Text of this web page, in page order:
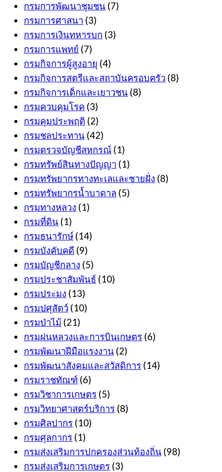
กรมการพัฒนาชุมชน (7)
กรมการศาสนา (3)
กรมการเงินทหารบก (3)
กรมการแพทย์ (7)
กรมกิจการผู้สูงอายุ (4)
กรมกิจการสตรีและสถาบันครอบครัว (8)
กรมกิจการเด็กและเยาวชน (8)
กรมควบคุมโรค (3)
กรมคุมประพฤติ (2)
กรมชลประทาน (42)
กรมตรวจบัญชีสหกรณ์ (1)
กรมทรัพย์สินทางปัญญา (1)
กรมทรัพยากรทางทะเลและชายฝั่ง (8)
กรมทรัพยากรน้ำบาดาล (5)
กรมทางหลวง (1)
กรมที่ดิน (1)
กรมธนารักษ์ (14)
กรมบังคับคดี (9)
กรมบัญชีกลาง (5)
กรมประชาสัมพันธ์ (10)
กรมประมง (13)
กรมปศุสัตว์ (10)
กรมป่าไม้ (21)
กรมฝนหลวงและการบินเกษตร (6)
กรมพัฒนาฝีมือแรงงาน (2)
กรมพัฒนาสังคมและสวัสดิการ (14)
กรมราชทัณฑ์ (6)
กรมวิชาการเกษตร (5)
กรมวิทยาศาสตร์บริการ (8)
กรมศิลปากร (10)
กรมศุลกากร (1)
กรมส่งเสริมการปกครองส่วนท้องถิ่น (98)
กรมส่งเสริมการเกษตร (3)